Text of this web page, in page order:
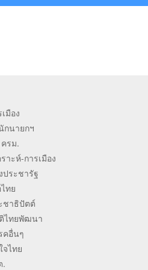
มือง
กนายกฯ
รม.
าะห์-การเมือง
ประชารัฐ
ทย
ชาธิปัตต์
ไทยพัฒนา
คอื่นๆ
จไทย
.